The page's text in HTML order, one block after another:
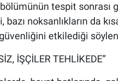
tespit sonrası
noksanlıkların da
etkilediği
İŞÇİLER TEHLİKEDE”